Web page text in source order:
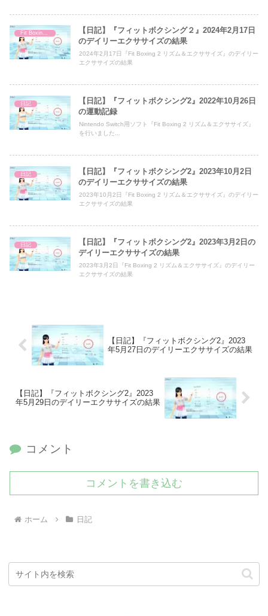
Fit Boxing 2
【日記】『フィットボクシング２』2024年2月17日
のデイリーエクササイズの結果
2024年2月17日『Fit Boxing 2 リズム＆エクササイズ』のデイリー
エクササイズの結果
日記
【日記】『フィットボクシング2』2022年10月26日
の運動記録
Nintendo Switch用ソフト『Fit Boxing 2 リズム＆エクササイズ』
を行いました...
日記
【日記】『フィットボクシング2』2023年10月2日
のデイリーエクササイズの結果
2023年10月2日『Fit Boxing 2 リズム＆エクササイズ』のデイリー
エクササイズの結果
日記
【日記】『フィットボクシング2』2023年3月2日の
デイリーエクササイズの結果
2023年3月2日『Fit Boxing 2 リズム＆エクササイズ』のデイリー
エクササイズの結果
【日記】『フィットボクシング2』2023
年5月27日のデイリーエクササイズの結果
【日記】『フィットボクシング2』2023
年5月29日のデイリーエクササイズの結果
コメント
コメントを書き込む
ホーム 日記